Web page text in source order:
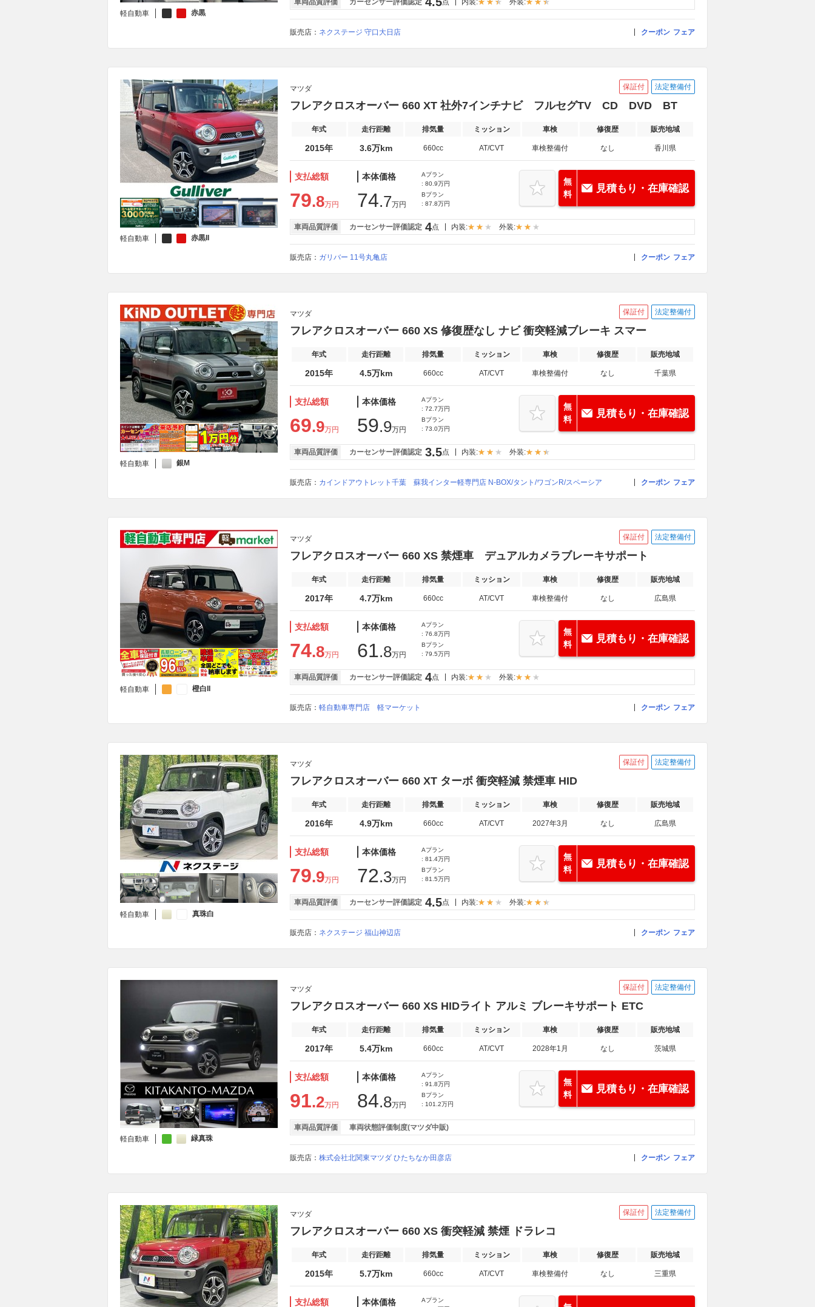
軽自動車 赤黒
車両品質評価 カーセンサー評価認定 点 内装: 外装:
販売店： ネクステージ 守口大日店 クーポン フェア
軽自動車 赤黒II
マツダ 保証付 法定整備付
フレアクロスオーバー 660 XT 社外7インチナビ フルセグTV CD DVD BT
年式 走行距離 排気量 ミッション 車検 修復歴 販売地域
2015年 3.6万km 660cc AT/CVT 車検整備付 なし 香川県
支払総額
79.8万円
本体価格
74.7万円
Aプラン
: 80.9万円
Bプラン
: 87.8万円
無
料
見積もり・在庫確認
車両品質評価 カーセンサー評価認定 4点 内装: 外装:
販売店： ガリバー 11号丸亀店 クーポン フェア
軽自動車 銀M
マツダ 保証付 法定整備付
フレアクロスオーバー 660 XS 修復歴なし ナビ 衝突軽減ブレーキ スマー
年式 走行距離 排気量 ミッション 車検 修復歴 販売地域
2015年 4.5万km 660cc AT/CVT 車検整備付 なし 千葉県
支払総額
69.9万円
本体価格
59.9万円
Aプラン
: 72.7万円
Bプラン
: 73.0万円
無
料
見積もり・在庫確認
車両品質評価 カーセンサー評価認定 3.5点 内装: 外装:
販売店： カインドアウトレット千葉 蘇我インター軽専門店 N-BOX/タント/ワゴンR/スペーシア クーポン フェア
軽自動車 橙白II
マツダ 保証付 法定整備付
フレアクロスオーバー 660 XS 禁煙車 デュアルカメラブレーキサポート
年式 走行距離 排気量 ミッション 車検 修復歴 販売地域
2017年 4.7万km 660cc AT/CVT 車検整備付 なし 広島県
支払総額
74.8万円
本体価格
61.8万円
Aプラン
: 76.8万円
Bプラン
: 79.5万円
無
料
見積もり・在庫確認
車両品質評価 カーセンサー評価認定 4点 内装: 外装:
販売店： 軽自動車専門店 軽マーケット クーポン フェア
軽自動車 真珠白
マツダ 保証付 法定整備付
フレアクロスオーバー 660 XT ターボ 衝突軽減 禁煙車 HID
年式 走行距離 排気量 ミッション 車検 修復歴 販売地域
2016年 4.9万km 660cc AT/CVT 2027年3月 なし 広島県
支払総額
79.9万円
本体価格
72.3万円
Aプラン
: 81.4万円
Bプラン
: 81.5万円
無
料
見積もり・在庫確認
車両品質評価 カーセンサー評価認定 4.5点 内装: 外装:
販売店： ネクステージ 福山神辺店 クーポン フェア
軽自動車 緑真珠
マツダ 保証付 法定整備付
フレアクロスオーバー 660 XS HIDライト アルミ ブレーキサポート ETC
年式 走行距離 排気量 ミッション 車検 修復歴 販売地域
2017年 5.4万km 660cc AT/CVT 2028年1月 なし 茨城県
支払総額
91.2万円
本体価格
84.8万円
Aプラン
: 91.8万円
Bプラン
: 101.2万円
無
料
見積もり・在庫確認
車両品質評価 車両状態評価制度(マツダ中販)
販売店： 株式会社北関東マツダ ひたちなか田彦店 クーポン フェア
マツダ 保証付 法定整備付
フレアクロスオーバー 660 XS 衝突軽減 禁煙 ドラレコ
年式 走行距離 排気量 ミッション 車検 修復歴 販売地域
2015年 5.7万km 660cc AT/CVT 車検整備付 なし 三重県
支払総額 本体価格
Aプラン